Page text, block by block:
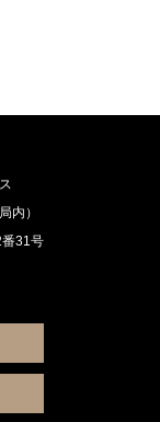
内）
31号